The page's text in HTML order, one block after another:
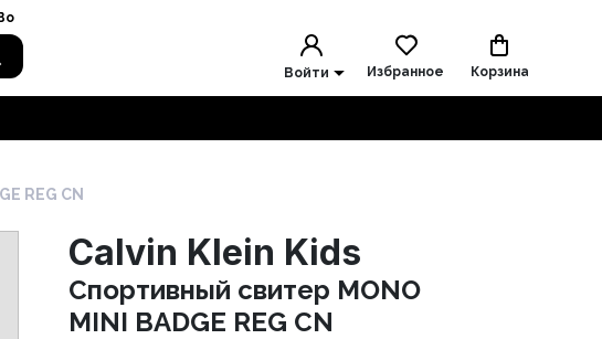
Войти Избранное Корзина
REG CN
Calvin Klein Kids
Cпортивный свитер MONO
MINI BADGE REG CN